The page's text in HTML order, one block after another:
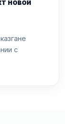
новой
с